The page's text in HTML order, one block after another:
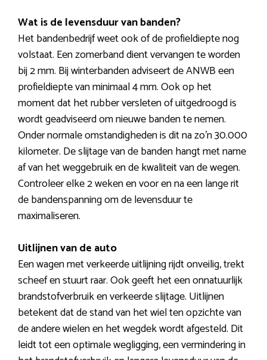
Wat is de levensduur van banden?
Het bandenbedrijf weet ook of de profieldiepte nog
volstaat. Een zomerband dient vervangen te worden
bij 2 mm. Bij winterbanden adviseert de ANWB een
profieldiepte van minimaal 4 mm. Ook op het
moment dat het rubber versleten of uitgedroogd is
wordt geadviseerd om nieuwe banden te nemen.
Onder normale omstandigheden is dit na zo’n 30.000
kilometer. De slijtage van de banden hangt met name
af van het weggebruik en de kwaliteit van de wegen.
Controleer elke 2 weken en voor en na een lange rit
de bandenspanning om de levensduur te
maximaliseren.
Uitlijnen van de auto
Een wagen met verkeerde uitlijning rijdt onveilig, trekt
scheef en stuurt raar. Ook geeft het een onnatuurlijk
brandstofverbruik en verkeerde slijtage. Uitlijnen
betekent dat de stand van het wiel ten opzichte van
de andere wielen en het wegdek wordt afgesteld. Dit
leidt tot een optimale wegligging, een vermindering in